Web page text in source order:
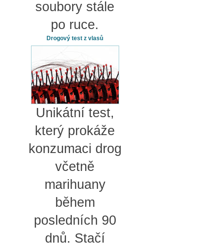
soubory stále
po ruce.
Drogový test z vlasů
Unikátní test,
který prokáže
konzumaci drog
včetně
marihuany
během
posledních 90
dnů. Stačí